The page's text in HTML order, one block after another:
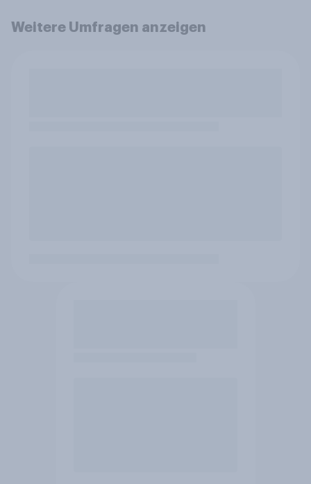
Weitere Umfragen anzeigen